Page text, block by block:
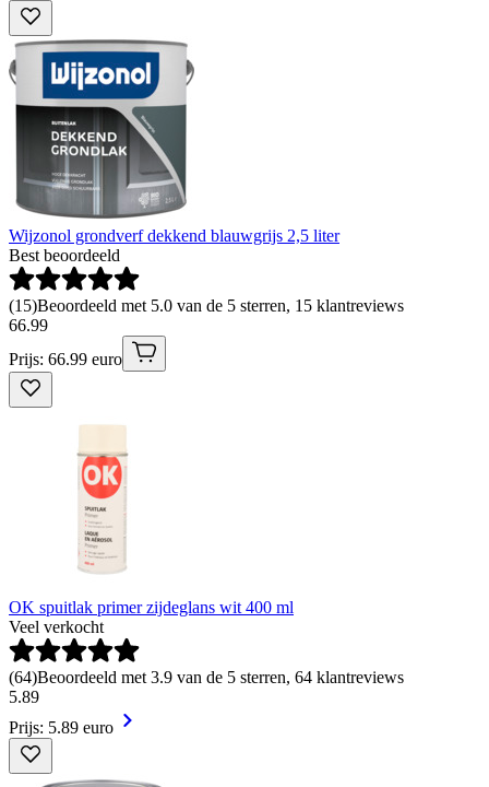
Wijzonol grondverf dekkend blauwgrijs 2,5 liter
Best beoordeeld
(15)Beoordeeld met 5.0 van de 5 sterren, 15 klantreviews
66.99
Prijs: 66.99 euro
OK spuitlak primer zijdeglans wit 400 ml
Veel verkocht
(64)Beoordeeld met 3.9 van de 5 sterren, 64 klantreviews
5.89
Prijs: 5.89 euro